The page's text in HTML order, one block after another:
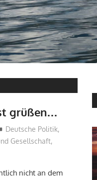
grüßen…
Deutsche Politik,
Gesellschaft,
nicht an dem